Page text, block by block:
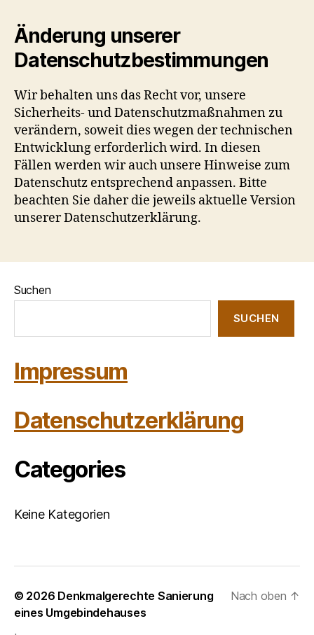
Änderung unserer
Datenschutzbestimmungen
Wir behalten uns das Recht vor, unsere
Sicherheits- und Datenschutzmaßnahmen zu
verändern, soweit dies wegen der technischen
Entwicklung erforderlich wird. In diesen
Fällen werden wir auch unsere Hinweise zum
Datenschutz entsprechend anpassen. Bitte
beachten Sie daher die jeweils aktuelle Version
unserer Datenschutzerklärung.
Suchen
SUCHEN
Impressum
Datenschutzerklärung
Categories
Keine Kategorien
© 2026 Denkmalgerechte Sanierung
eines Umgebindehauses
Nach oben ↑